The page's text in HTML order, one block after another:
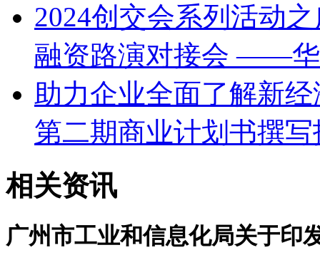
2024创交会系列活动
融资路演对接会 ——
助力企业全面了解新
第二期商业计划书撰
相关资讯
广州市工业和信息化局关于印